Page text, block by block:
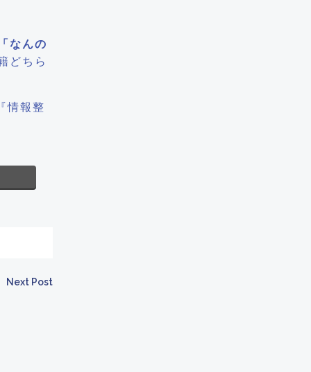
「なんの
どちら
情報整
Next Post